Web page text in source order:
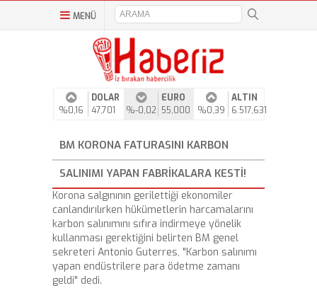
MENÜ
%0,16
DOLAR
47,701
%-0,02
EURO
55,000
%0,39
ALTIN
6.517,631
BM KORONA FATURASINI KARBON
SALINIMI YAPAN FABRIKALARA KESTI!
Korona salgınının gerilettiği ekonomiler
canlandırılırken hükümetlerin harcamalarını
karbon salınımını sıfıra indirmeye yönelik
kullanması gerektiğini belirten BM genel
sekreteri Antonio Guterres, "Karbon salınımı
yapan endüstrilere para ödetme zamanı
geldi" dedi.